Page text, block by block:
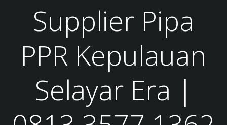
Supplier Pipa
PPR Kepulauan
Selayar Era |